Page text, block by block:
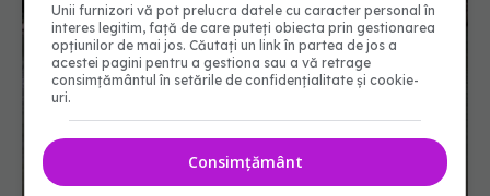
Unii furnizori vă pot prelucra datele cu caracter personal în
interes legitim, față de care puteți obiecta prin gestionarea
opțiunilor de mai jos. Căutați un link în partea de jos a
acestei pagini pentru a gestiona sau a vă retrage
consimțământul în setările de confidențialitate și cookie-
uri.
Consimțământ